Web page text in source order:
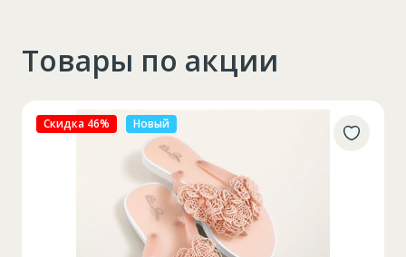
Товары по акции
Скидка 27% Новый